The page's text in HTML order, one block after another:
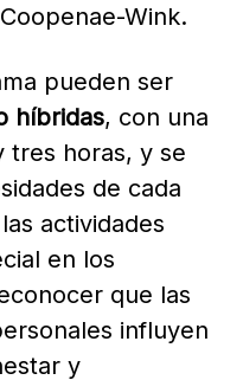
Wink.
pueden ser
híbridas, con una
tres horas, y se
de cada
actividades
en los
que las
influyen
y